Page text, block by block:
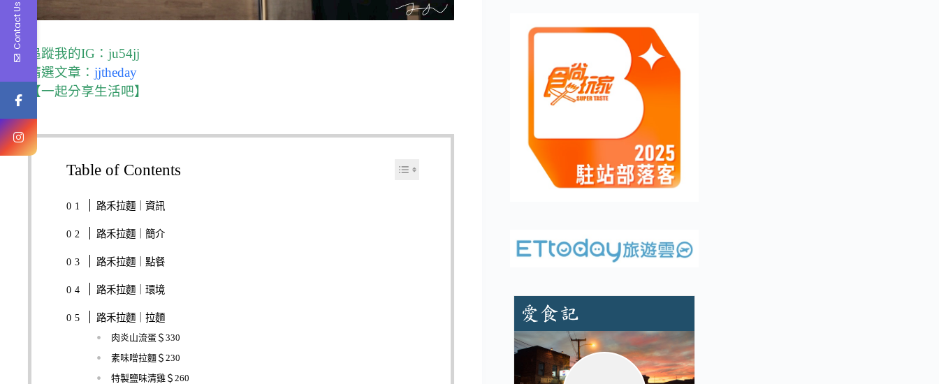
追蹤我的IG： ju54jj
精選文章： jjtheday
【一起分享生活吧】
Table of Contents
路禾拉麵｜資訊
路禾拉麵｜簡介
路禾拉麵｜點餐
路禾拉麵｜環境
路禾拉麵｜拉麵
肉炎山流蛋＄330
素味噌拉麵＄230
特製鹽味清雞＄260
Contact Us